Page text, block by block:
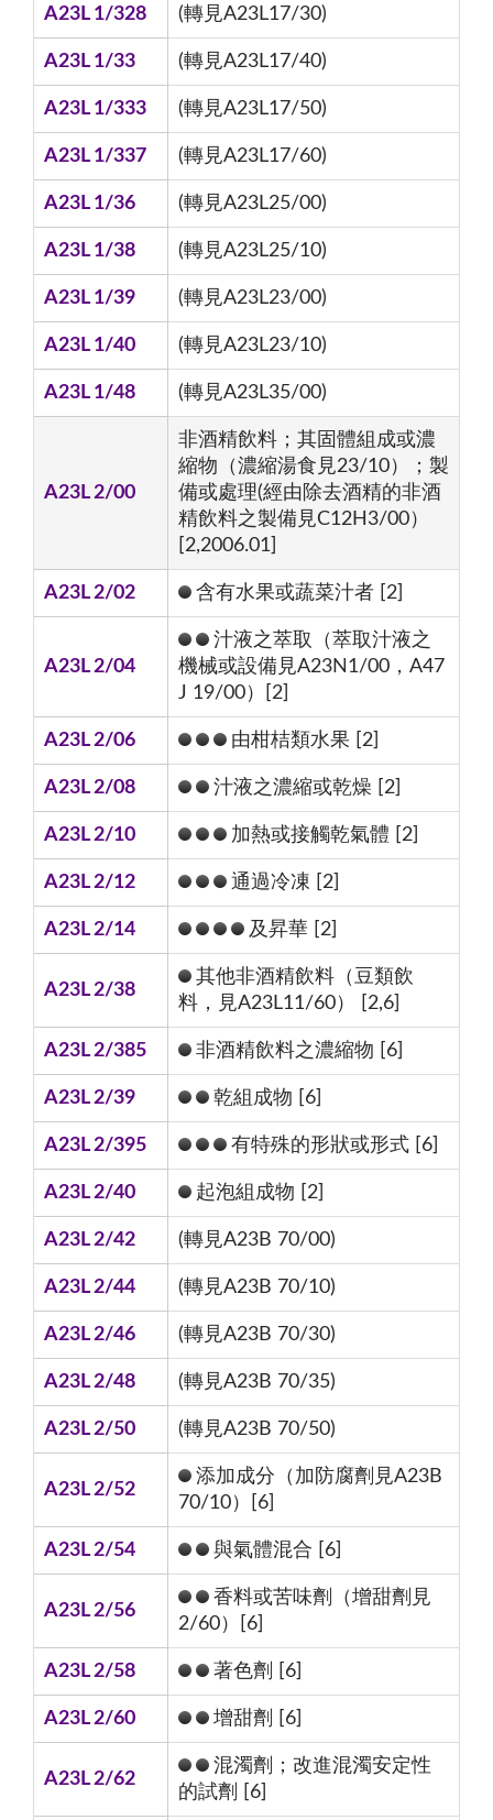
A23L 1/328 (轉見A23L17/30)
A23L 1/33 (轉見A23L17/40)
A23L 1/333 (轉見A23L17/50)
A23L 1/337 (轉見A23L17/60)
A23L 1/36 (轉見A23L25/00)
A23L 1/38 (轉見A23L25/10)
A23L 1/39 (轉見A23L23/00)
A23L 1/40 (轉見A23L23/10)
A23L 1/48 (轉見A23L35/00)
A23L 2/00
非酒精飲料；其固體組成或濃
縮物（濃縮湯食見23/10）；製
備或處理(經由除去酒精的非酒
精飲料之製備見C12H3/00）
[2,2006.01]
A23L 2/02 含有水果或蔬菜汁者 [2]
A23L 2/04
汁液之萃取（萃取汁液之
機械或設備見A23N1/00，A47
J 19/00）[2]
A23L 2/06 由柑桔類水果 [2]
A23L 2/08 汁液之濃縮或乾燥 [2]
A23L 2/10 加熱或接觸乾氣體 [2]
A23L 2/12 通過冷凍 [2]
A23L 2/14 及昇華 [2]
A23L 2/38
其他非酒精飲料（豆類飲
料，見A23L11/60） [2,6]
A23L 2/385 非酒精飲料之濃縮物 [6]
A23L 2/39 乾組成物 [6]
A23L 2/395 有特殊的形狀或形式 [6]
A23L 2/40 起泡組成物 [2]
A23L 2/42 (轉見A23B 70/00)
A23L 2/44 (轉見A23B 70/10)
A23L 2/46 (轉見A23B 70/30)
A23L 2/48 (轉見A23B 70/35)
A23L 2/50 (轉見A23B 70/50)
A23L 2/52
添加成分（加防腐劑見A23B
70/10）[6]
A23L 2/54 與氣體混合 [6]
A23L 2/56
香料或苦味劑（增甜劑見
2/60）[6]
A23L 2/58 著色劑 [6]
A23L 2/60 增甜劑 [6]
A23L 2/62
混濁劑；改進混濁安定性
的試劑 [6]